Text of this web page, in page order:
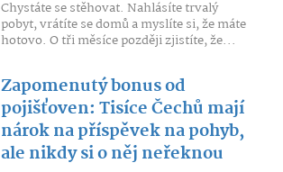
Chystáte se stěhovat. Nahlásíte trvalý
pobyt, vrátíte se domů a myslíte si, že máte
hotovo. O tři měsíce později zjistíte, že...
Zapomenutý bonus od
pojišťoven: Tisíce Čechů mají
nárok na příspěvek na pohyb,
ale nikdy si o něj neřeknou